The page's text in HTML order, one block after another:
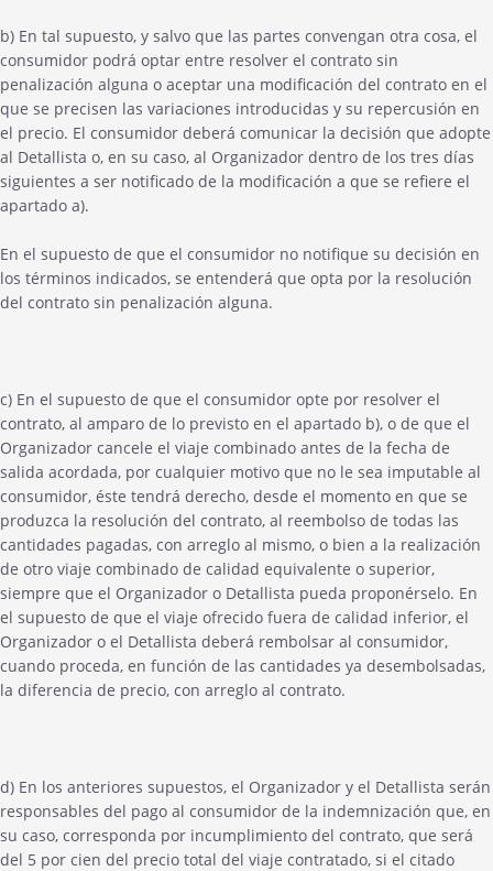
b) En tal supuesto, y salvo que las partes convengan otra cosa, el
consumidor podrá optar entre resolver el contrato sin
penalización alguna o aceptar una modificación del contrato en el
que se precisen las variaciones introducidas y su repercusión en
el precio. El consumidor deberá comunicar la decisión que adopte
al Detallista o, en su caso, al Organizador dentro de los tres días
siguientes a ser notificado de la modificación a que se refiere el
apartado a).
En el supuesto de que el consumidor no notifique su decisión en
los términos indicados, se entenderá que opta por la resolución
del contrato sin penalización alguna.
c) En el supuesto de que el consumidor opte por resolver el
contrato, al amparo de lo previsto en el apartado b), o de que el
Organizador cancele el viaje combinado antes de la fecha de
salida acordada, por cualquier motivo que no le sea imputable al
consumidor, éste tendrá derecho, desde el momento en que se
produzca la resolución del contrato, al reembolso de todas las
cantidades pagadas, con arreglo al mismo, o bien a la realización
de otro viaje combinado de calidad equivalente o superior,
siempre que el Organizador o Detallista pueda proponérselo. En
el supuesto de que el viaje ofrecido fuera de calidad inferior, el
Organizador o el Detallista deberá rembolsar al consumidor,
cuando proceda, en función de las cantidades ya desembolsadas,
la diferencia de precio, con arreglo al contrato.
d) En los anteriores supuestos, el Organizador y el Detallista serán
responsables del pago al consumidor de la indemnización que, en
su caso, corresponda por incumplimiento del contrato, que será
del 5 por cien del precio total del viaje contratado, si el citado